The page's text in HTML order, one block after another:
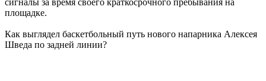
площадке.
Как выглядел баскетбольный путь нового напарника Алексея
Шведа по задней линии?